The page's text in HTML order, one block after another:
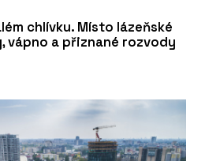
chlívku. Místo lázeňské
vápno a přiznané rozvody